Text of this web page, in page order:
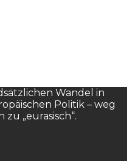
Wandel in
Politik – weg
„eurasisch“.